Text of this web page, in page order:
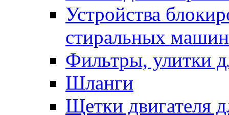
Устройства
стиральных машин
Фильтры, улитки
Шланги
Щетки двигателя